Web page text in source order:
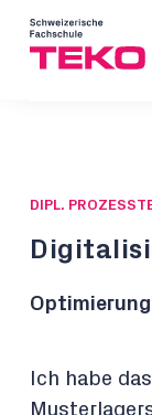
DIPL.
Ich habe